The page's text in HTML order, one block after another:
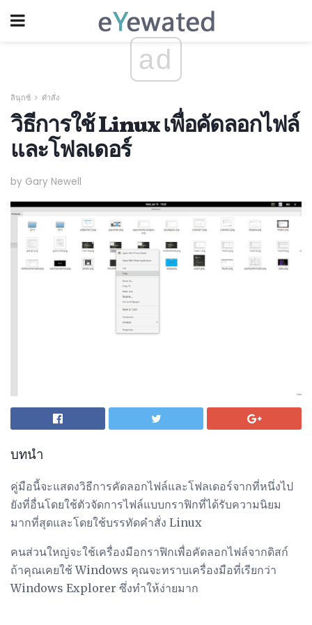
ad
ลินุกซ์ คำสั่ง
วิธีการใช้ Linux เพื่อคัดลอกไฟล์
และโฟลเดอร์
by Gary Newell
บทนำ
คู่มือนี้จะแสดงวิธีการคัดลอกไฟล์และโฟลเดอร์จากที่หนึ่งไป
ยังที่อื่นโดยใช้ตัวจัดการไฟล์แบบกราฟิกที่ได้รับความนิยม
มากที่สุดและโดยใช้บรรทัดคำสั่ง Linux
คนส่วนใหญ่จะใช้เครื่องมือกราฟิกเพื่อคัดลอกไฟล์จากดิสก์
ถ้าคุณเคยใช้ Windows คุณจะทราบเครื่องมือที่เรียกว่า
Windows Explorer ซึ่งทำให้ง่ายมาก